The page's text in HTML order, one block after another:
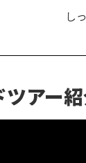
し
アー